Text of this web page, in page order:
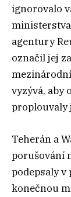
ignorovalo
agentury
označil jej
vyzývá, aby
proplouvaly
Teherán a
porušování
podepsaly
konečnou